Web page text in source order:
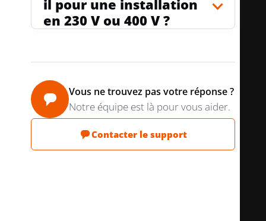
PUISSANCE DISSIPÉE 1.9 W
il pour une installation
en 230 V ou 400 V ?
Vous ne trouvez pas votre réponse ?
Notre équipe est là pour vous aider.
Contacter le support